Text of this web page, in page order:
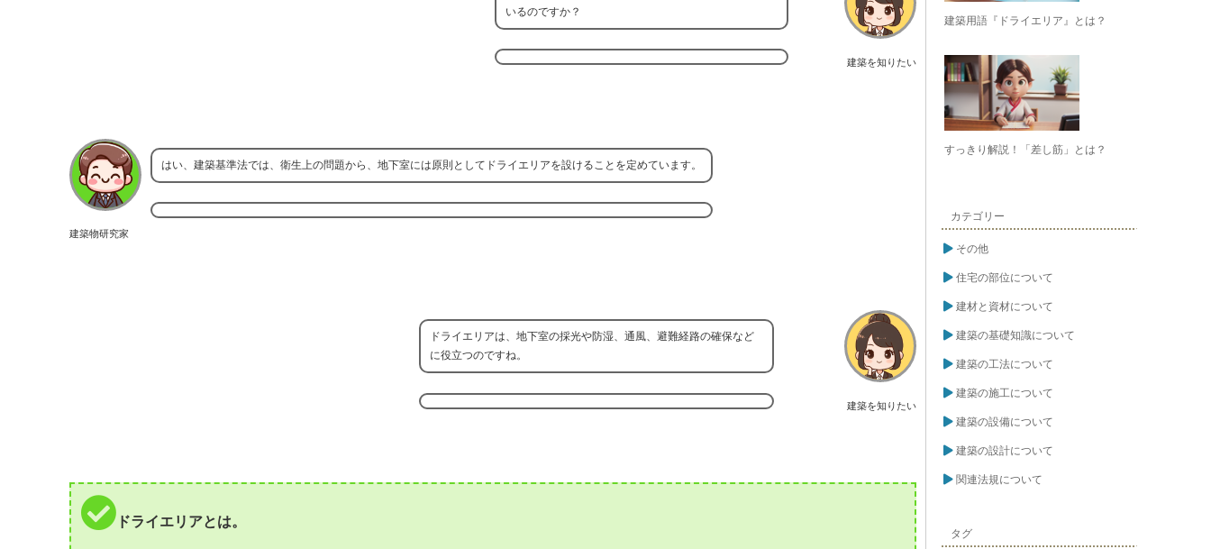
建築を知りたい
いるのですか？
建築物研究家
はい、建築基準法では、衛生上の問題から、地下室には原則としてドライエリアを設けることを定めています。
建築を知りたい
ドライエリアは、地下室の採光や防湿、通風、避難経路の確保など
に役立つのですね。
ドライエリアとは。
建築用語『ドライエリア』とは？
すっきり解説！「差し筋」とは？
カテゴリー
その他
住宅の部位について
建材と資材について
建築の基礎知識について
建築の工法について
建築の施工について
建築の設備について
建築の設計について
関連法規について
タグ